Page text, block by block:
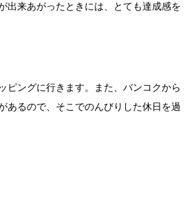
出来あがったときには、とても達成感を
ピングに行きます。また、バンコクから
あるので、そこでのんびりした休日を過